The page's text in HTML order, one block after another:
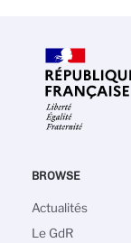
BROWSE
Main
navigation
Actualités
Le GdR